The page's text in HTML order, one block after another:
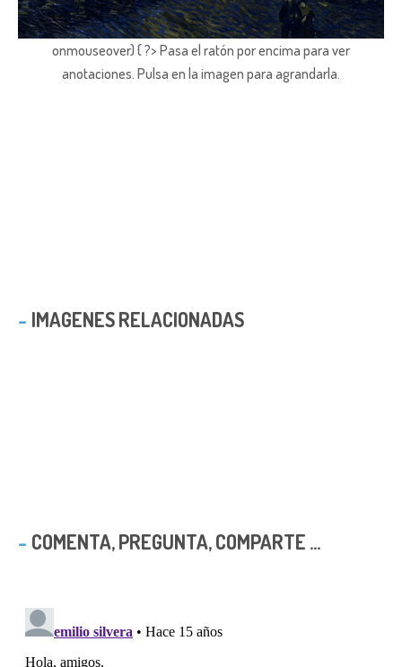
onmouseover) { ?> Pasa el ratón por encima para ver
anotaciones. Pulsa en la imagen para agrandarla.
IMAGENES RELACIONADAS
COMENTA, PREGUNTA, COMPARTE ...